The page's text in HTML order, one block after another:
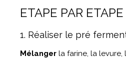
ETAPE PAR ETAPE
1. Réaliser le pré
Mélanger la farine, la